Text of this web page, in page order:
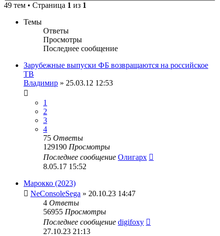
49 тем • Страница 1 из 1
Темы
Ответы
Просмотры
Последнее сообщение
Зарубежные выпуски ФБ возвращаются на российское
ТВ
Владимир » 25.03.12 12:53
1
2
3
4
75 Ответы
129190 Просмотры
Последнее сообщение Олигарх
8.05.17 15:52
Марокко (2023)
NeConsoleSega » 20.10.23 14:47
4 Ответы
56955 Просмотры
Последнее сообщение digifoxy
27.10.23 21:13